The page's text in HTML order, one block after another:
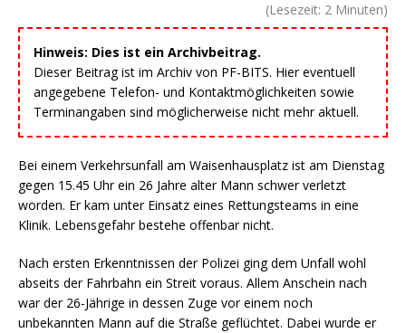
(Lesezeit: 2 Minuten)
Hinweis: Dies ist ein Archivbeitrag.
Dieser Beitrag ist im Archiv von PF-BITS. Hier eventuell
angegebene Telefon- und Kontaktmöglichkeiten sowie
Terminangaben sind möglicherweise nicht mehr aktuell.
Bei einem Verkehrsunfall am Waisenhausplatz ist am Dienstag
gegen 15.45 Uhr ein 26 Jahre alter Mann schwer verletzt
worden. Er kam unter Einsatz eines Rettungsteams in eine
Klinik. Lebensgefahr bestehe offenbar nicht.
Nach ersten Erkenntnissen der Polizei ging dem Unfall wohl
abseits der Fahrbahn ein Streit voraus. Allem Anschein nach
war der 26-Jährige in dessen Zuge vor einem noch
unbekannten Mann auf die Straße geflüchtet. Dabei wurde er